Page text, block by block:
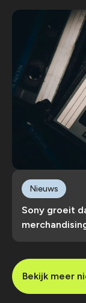
Sony groeit
Nieuws
Bekijk meer